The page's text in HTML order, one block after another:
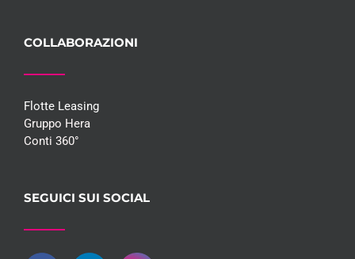
COLLABORAZIONI
Flotte Leasing
Gruppo Hera
Conti 360°
SEGUICI SUI SOCIAL